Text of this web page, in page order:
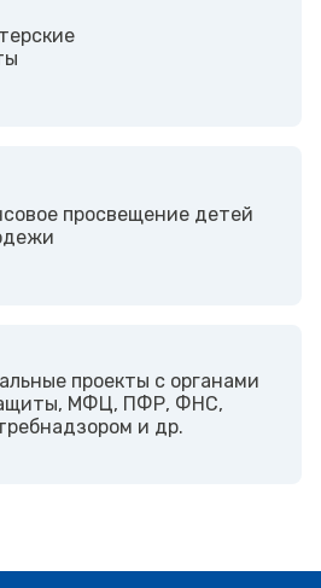
просвещение детей
проекты с органами
МФЦ, ПФР, ФНС,
и др.